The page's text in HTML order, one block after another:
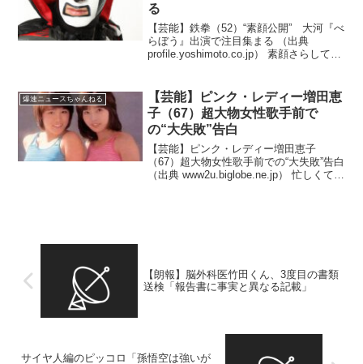
る
【芸能】鉄拳（52）“素顔公開” 大河『べ
らぼう』出演で注目集まる （出典
profile.yoshimoto.co.jp） 素顔さらして今
た」「イケメン」「貫禄す...
爆速ニュースちゃんねる
【芸能】ピンク・レディー増田恵
子（67）超大物女性歌手前で
の“大失敗”告白
【芸能】ピンク・レディー増田恵子
（67）超大物女性歌手前での“大失敗”告白
（出典 www2u.biglobe.ne.jp） 忙しくて寝
【朗報】脳外科医竹田くん、3度目の書類
送検「報告書に事実と異なる記載」
サイヤ人編のピッコロ「孫悟空は強いが